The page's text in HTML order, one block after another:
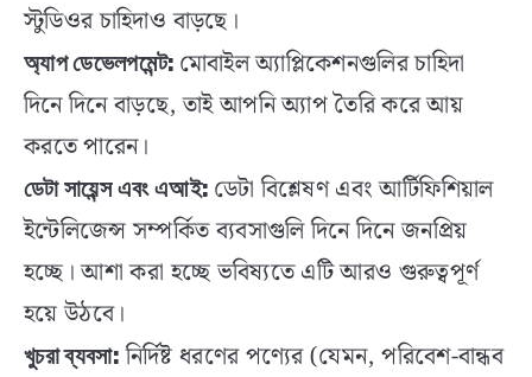
স্টুডিওর চাহিদাও বাড়ছে।
অ্যাপ ডেভেলপমেন্ট: মোবাইল অ্যাপ্লিকেশনগুলির চাহিদা
দিনে দিনে বাড়ছে, তাই আপনি অ্যাপ তৈরি করে আয়
করতে পারেন।
ডেটা সায়েন্স এবং এআই: ডেটা বিশ্লেষণ এবং আর্টিফিশিয়াল
ইন্টেলিজেন্স সম্পর্কিত ব্যবসাগুলি দিনে দিনে জনপ্রিয়
হচ্ছে। আশা করা হচ্ছে ভবিষ্যতে এটি আরও গুরুত্বপূর্ণ
হয়ে উঠবে।
খুচরা ব্যবসা: নির্দিষ্ট ধরণের পণ্যের (যেমন, পরিবেশ-বান্ধব